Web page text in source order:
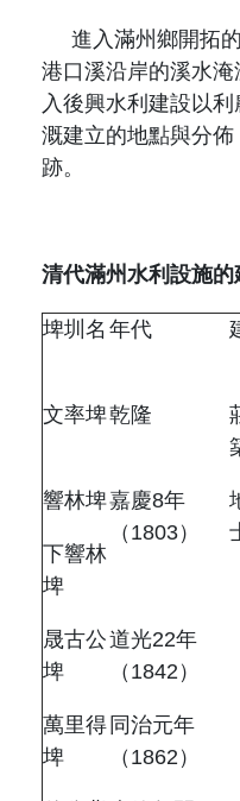
進入滿州鄉開拓
港口溪沿岸的溪水
入後興水利建設以
溉建立的地點與分
跡。
清代滿州水利設施
埤圳名 年代
文率埤乾隆
響林埤
下響林
埤
嘉慶8年
（ 1803）
晟古公
埤
道光22年
（ 1842）
萬里得
埤
同治元年
（ 1862）